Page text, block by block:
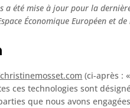
a été mise à jour pour la
Économique Européen et de
(ci-après :
ces technologies sont
que nous avons